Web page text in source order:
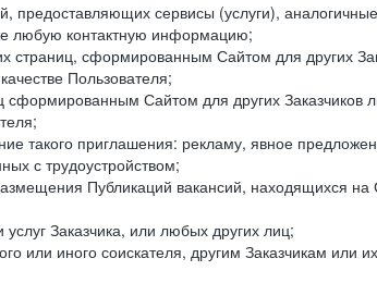
предоставляющих сервисы (услуги),
любую контактную информацию;
страниц, сформированным Сайтом для других
Пользователя;
сформированным Сайтом для других
такого приглашения: рекламу, явное
с трудоустройством;
Публикаций вакансий, находящихся на
Заказчика, или любых других лиц;
или иного соискателя, другим Заказчикам или